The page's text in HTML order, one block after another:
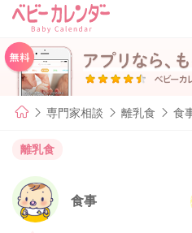
専門家相談 離乳食 食
離乳食
食事